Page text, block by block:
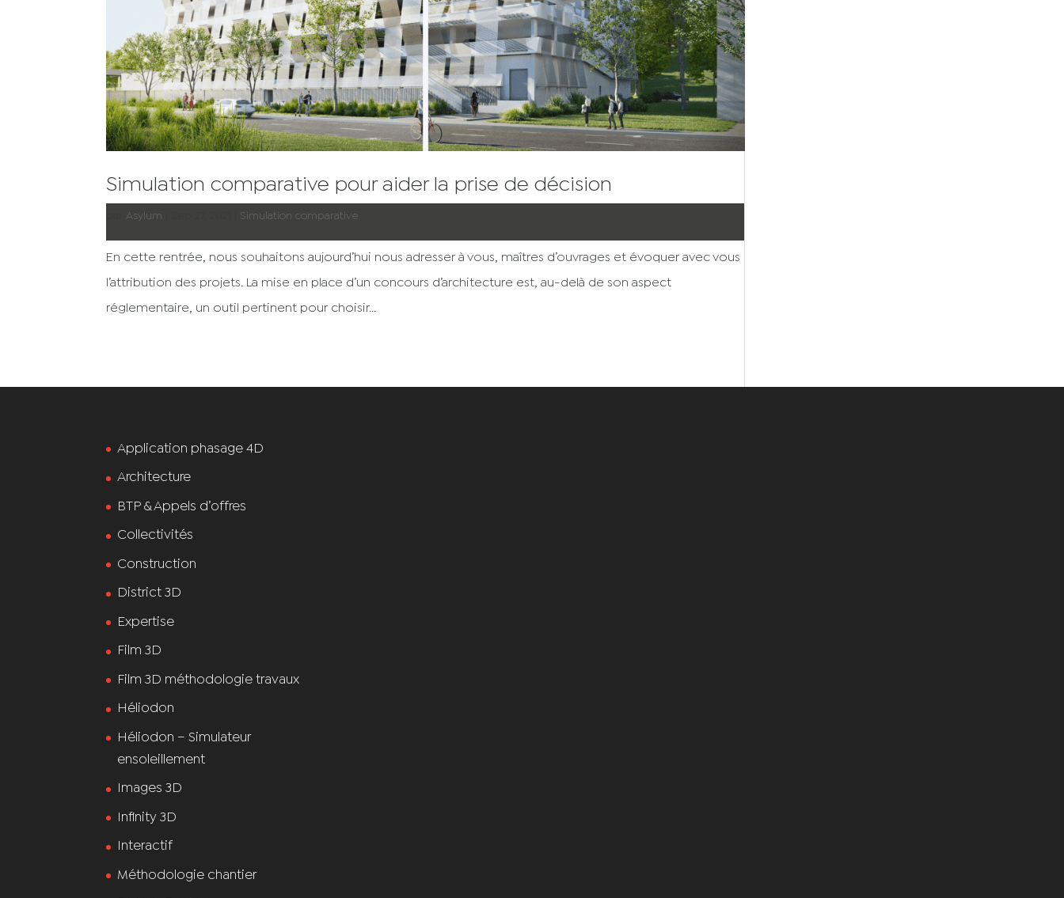
Simulation comparative pour aider la prise de décision
Asylum Simulation comparative
En cette rentrée, nous souhaitons aujourd’hui nous adresser à vous, maîtres d’ouvrages et évoquer avec vous
l’attribution des projets. La mise en place d’un concours d’architecture est, au-delà de son aspect
réglementaire, un outil pertinent pour choisir...
Application phasage 4D
Architecture
BTP & Appels d’offres
Collectivités
Construction
District 3D
Expertise
Film 3D
Film 3D méthodologie travaux
Héliodon
Héliodon – Simulateur
ensoleillement
Images 3D
Infinity 3D
Interactif
Méthodologie chantier